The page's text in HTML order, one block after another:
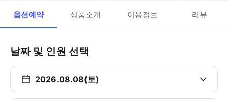
옵션예약 상품소개 이용정보 리뷰
날짜 및 인원 선택
2026.08.08(토)